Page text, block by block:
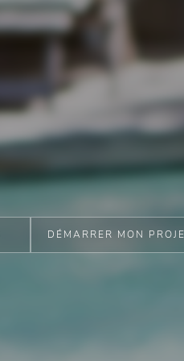
DÉMARRER MON